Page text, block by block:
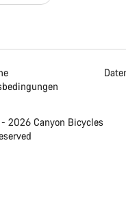
2026 Canyon Bicycles
Chat starten